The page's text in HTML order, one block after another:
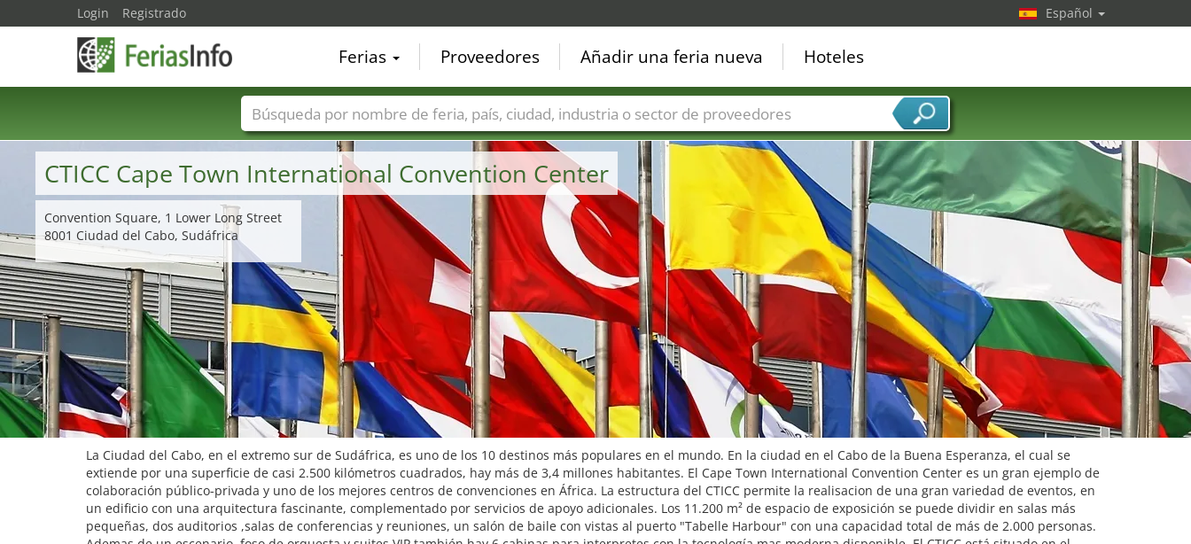
CTICC Cape Town International Convention Center
Convention Square, 1 Lower Long Street
8001 Ciudad del Cabo, Sudáfrica
La Ciudad del Cabo, en el extremo sur de Sudáfrica, es uno de los 10 destinos más populares en el mundo. En la ciudad en el Cabo de la Buena Esperanza, el cual se
extiende por una superficie de casi 2.500 kilómetros cuadrados, hay más de 3,4 millones habitantes. El Cape Town International Convention Center es un gran ejemplo de
colaboración público-privada y uno de los mejores centros de convenciones en África. La estructura del CTICC permite la realisacion de una gran variedad de eventos, en
un edificio con una arquitectura fascinante, complementado por servicios de apoyo adicionales. Los 11.200 m² de espacio de exposición se puede dividir en salas más
pequeñas, dos auditorios ,salas de conferencias y reuniones, un salón de baile con vistas al puerto "Tabelle Harbour" con una capacidad total de más de 2.000 personas.
Login Registrado Español
Ferias Proveedores Añadir una feria nueva Hoteles
Nombres de ferias Países Ciudades Sectores de ferias Sectores de proveedor de servicios